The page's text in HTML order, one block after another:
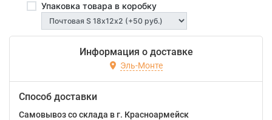
Упаковка товара в коробку
Информация о доставке
Эль-Монте
Способ доставки
Самовывоз со склада в г. Красноармейск